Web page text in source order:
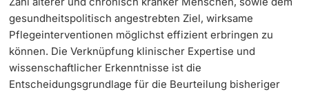
Studienberatung
Studienfachberatung
Fünf Gründe, in Basel zu studieren
gesundheitspolitisch angestrebten Ziel, wirksame
Pflegeinterventionen möglichst effizient erbringen zu
können. Die Verknüpfung klinischer Expertise und
wissenschaftlicher Erkenntnisse ist die
Entscheidungsgrundlage für die Beurteilung bisheriger